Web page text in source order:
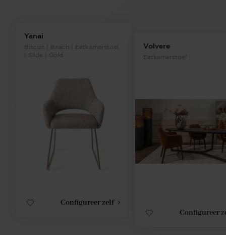
Yanai
Biscuit | Beach | Eetkamerstoel
| Slide | Gold
Configureer zelf
Volvere
Eetkamerstoel
Configureer